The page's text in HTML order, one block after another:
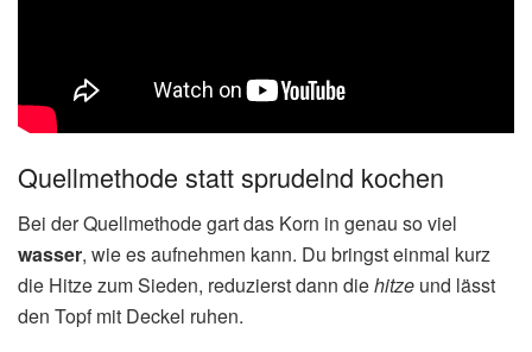
Quellmethode statt sprudelnd kochen
Bei der Quellmethode gart das Korn in genau so viel
wasser, wie es aufnehmen kann. Du bringst einmal kurz
die Hitze zum Sieden, reduzierst dann diehitze und lässt
den Topf mit Deckel ruhen.